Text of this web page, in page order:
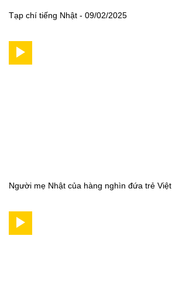
Tạp chí tiếng Nhật - 09/02/2025
Người mẹ Nhật của hàng nghìn đứa trẻ Việt